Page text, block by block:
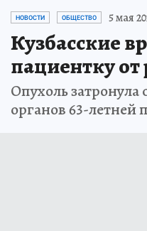
НОВОСТИ ОБЩЕСТВО 5 мая
Кузбасские
пациентку
Опухоль затронула
органов 63-летней